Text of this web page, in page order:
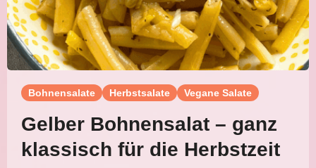
Bohnensalate Herbstsalate Vegane Salate
Gelber Bohnensalat – ganz
klassisch für die Herbstzeit